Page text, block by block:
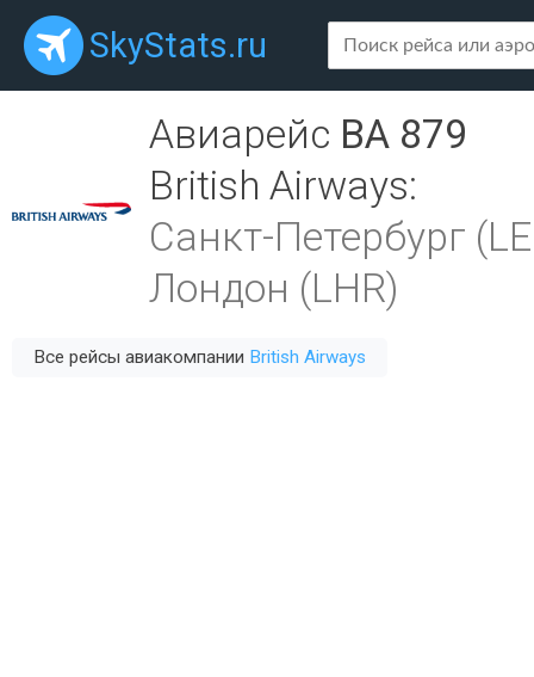
SkyStats.ru
Авиарейс BA 879
British Airways:
Санкт-Петербург
Лондон (LHR)
Все рейсы авиакомпании British Airways